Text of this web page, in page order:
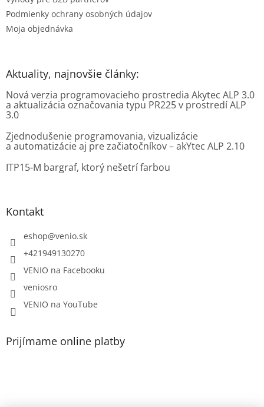
Podmienky ochrany osobných údajov
Moja objednávka
Aktuality, najnovšie články:
Nová verzia programovacieho prostredia Akytec ALP 3.0
a aktualizácia označovania typu PR225 v prostredí ALP
3.0
Zjednodušenie programovania, vizualizácie
a automatizácie aj pre začiatočníkov – akYtec ALP 2.10
ITP15-M bargraf, ktorý nešetrí farbou
Kontakt
eshop@venio.sk
+421949130270
VENIO na Facebooku
veniosro
VENIO na YouTube
Prijímame online platby